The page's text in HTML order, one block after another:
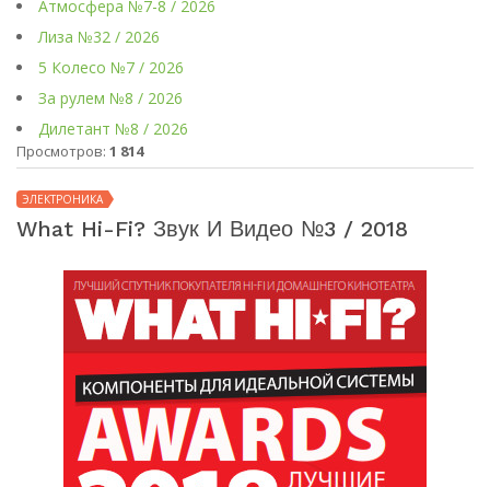
Атмосфера №7-8 / 2026
Лиза №32 / 2026
5 Колесо №7 / 2026
За рулем №8 / 2026
Дилетант №8 / 2026
Просмотров: 1 814
ЭЛЕКТРОНИКА
What Hi-Fi? Звук И Видео №3 / 2018